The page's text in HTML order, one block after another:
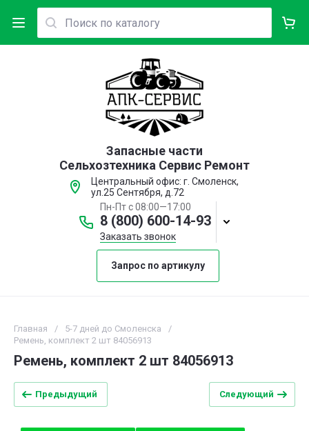
Запасные части
Сельхозтехника Сервис Ремонт
Центральный офис: г. Смоленск,
ул.25 Сентября, д.72
Пн-Пт с 08:00—17:00
8 (800) 600-14-93
Заказать звонок
Запрос по артикулу
Главная / 5-7 дней до Смоленска
/
Ремень, комплект 2 шт 84056913
Ремень, комплект 2 шт 84056913
Предыдущий Следующий